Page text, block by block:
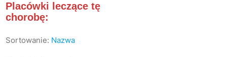
Placówki leczące tę
chorobę:
Sortowanie: Nazwa